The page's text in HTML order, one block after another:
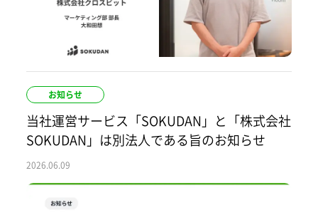
お知らせ
当社運営サービス「SOKUDAN」と「株式会社
SOKUDAN」は別法人である旨のお知らせ
2026.06.09